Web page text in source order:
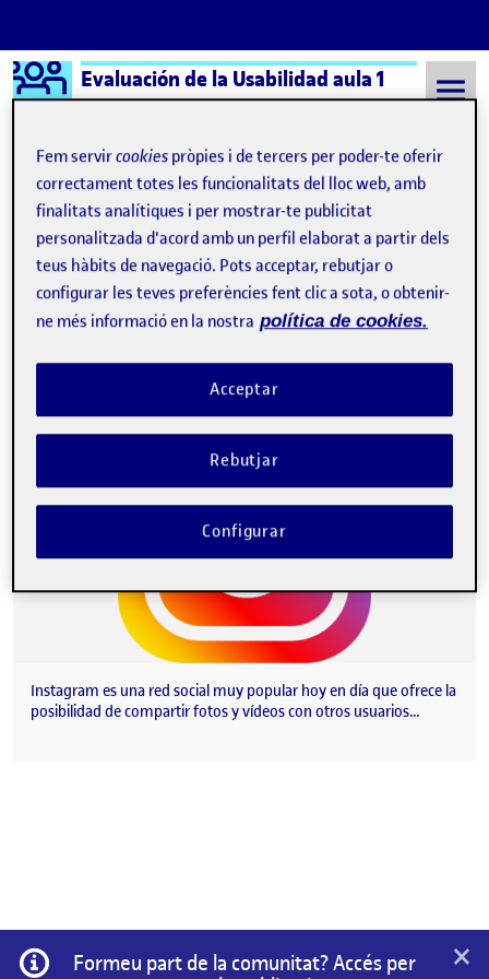
Saltar al contingut
Logo Ágora
Evaluación de la Usabilidad aula 1
Semestre 20212 - Aula 1 evaluación usabilidad
evaluación usabilidad
Publicat per
Clara Isabel Sotomayor Dorado
Data de publicació10 abril, 2022 7:33 pm
comentariel PEC 2 Evaluación de Usabilidad –
Instagram es una red social muy popular hoy en día que ofrece la
posibilidad de compartir fotos y vídeos con otros usuarios…
Informació
Formeu part de la comunitat? Accés per
×
Fem servircookies pròpies i de tercers per poder-te oferir
correctament totes les funcionalitats del lloc web, amb
finalitats analítiques i per mostrar-te publicitat
personalitzada d'acord amb un perfil elaborat a partir dels
teus hàbits de navegació. Pots acceptar, rebutjar o
configurar les teves preferències fent clic a sota, o obtenir-
ne més informació en la nostra política de cookies.
Rebutjar
Acceptar
Configurar